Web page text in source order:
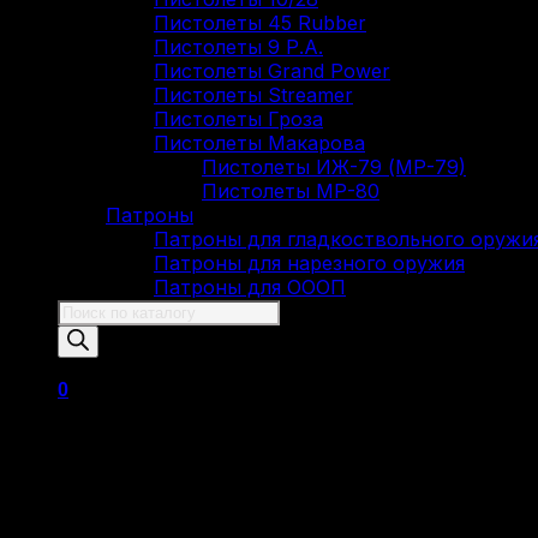
Пистолеты 45 Rubber
Пистолеты 9 Р.А.
Пистолеты Grand Power
Пистолеты Streamer
Пистолеты Гроза
Пистолеты Макарова
Пистолеты ИЖ-79 (МР-79)
Пистолеты МР-80
Патроны
Патроны для гладкоствольного
Патроны для нарезного оружия
Патроны для ОООП
Поиск
товаров
0